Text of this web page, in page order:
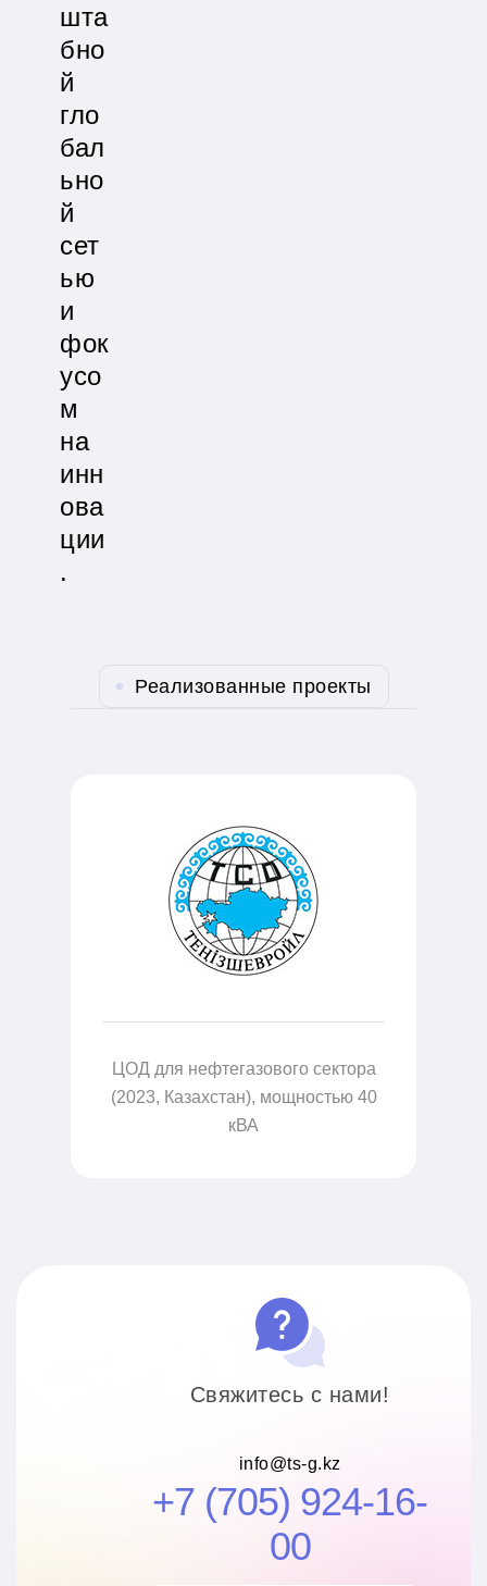
шта
бно
й
гло
бал
ьно
й
сет
ью
и
фок
усо
м
на
инн
ова
ции
.
Реализованные проекты
ЦОД для нефтегазового сектора
(2023, Казахстан), мощностью 40
кВА
проекте
Свяжитесь с нами!
info@ts-g.kz
+7 (705) 924-16-
00